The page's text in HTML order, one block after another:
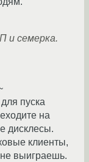
и семерка.
пуска
на
дисклесы.
клиенты,
выиграешь.